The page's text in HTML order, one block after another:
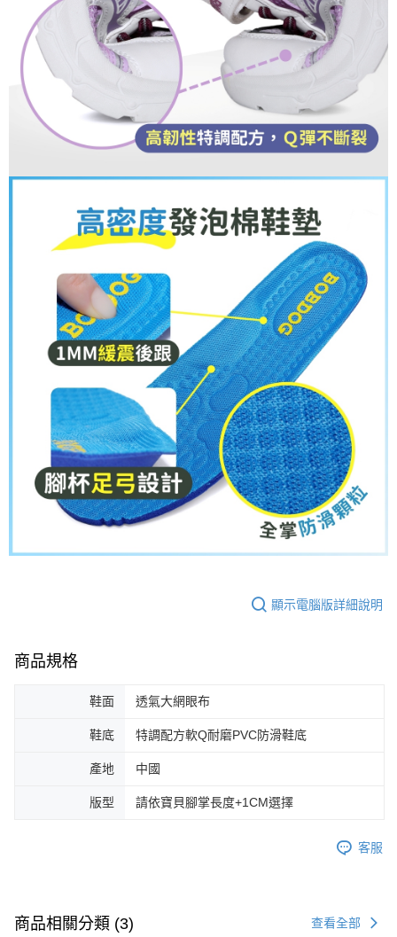
顯示電腦版詳細說明
商品規格
鞋面 透氣大網眼布
鞋底 特調配方軟Q耐磨PVC防滑鞋底
產地 中國
版型 請依寶貝腳掌長度+1CM選擇
客服
商品相關分類 (3) 查看全部